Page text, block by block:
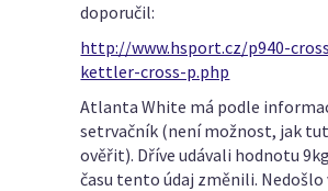
doporučil:
http://www.hsport.cz/p940-
kettler-cross-p.php
Atlanta White má podle
setrvačník (není možnost, jak
ověřit). Dříve udávali hodnotu
času tento údaj změnili. Nedošlo